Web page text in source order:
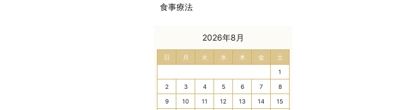
食事療法
2026年8月
日 月 火 水 木 金 土
1
2 3 4 5 6 7 8
9 10 11 12 13 14 15